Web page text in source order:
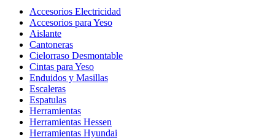
Accesorios Electricidad
Accesorios para Yeso
Aislante
Cantoneras
Cielorraso Desmontable
Cintas para Yeso
Enduidos y Masillas
Escaleras
Espatulas
Herramientas
Herramientas Hessen
Herramientas Hyundai